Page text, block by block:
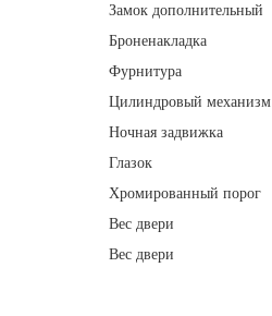
Замок дополнительный
Броненакладка
Фурнитура
Цилиндровый механизм
Ночная задвижка
Глазок
Хромированный порог
Вес двери
Вес двери